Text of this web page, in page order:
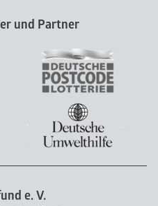
und Partner
e. V.